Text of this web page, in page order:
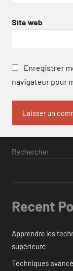
Site web
Enregistrer
navigateur pour
Rechercher
Recent
Apprendre les
supérieure
Techniques